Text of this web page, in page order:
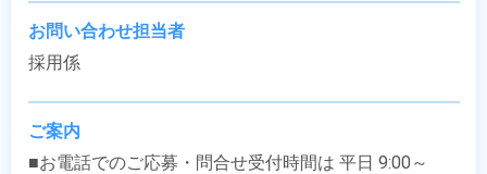
お問い合わせ担当者
採用係
ご案内
■お電話でのご応募・問合せ受付時間は 平日 9:00～